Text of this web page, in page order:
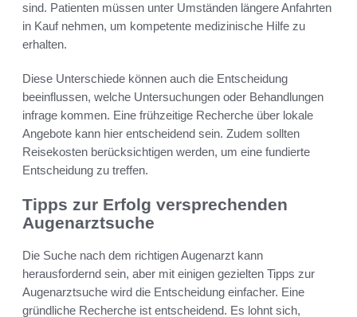
sind. Patienten müssen unter Umständen längere Anfahrten
in Kauf nehmen, um kompetente medizinische Hilfe zu
erhalten.
Diese Unterschiede können auch die Entscheidung
beeinflussen, welche Untersuchungen oder Behandlungen
infrage kommen. Eine frühzeitige Recherche über lokale
Angebote kann hier entscheidend sein. Zudem sollten
Reisekosten berücksichtigen werden, um eine fundierte
Entscheidung zu treffen.
Tipps zur Erfolg versprechenden
Augenarztsuche
Die Suche nach dem richtigen Augenarzt kann
herausfordernd sein, aber mit einigen gezielten Tipps zur
Augenarztsuche wird die Entscheidung einfacher. Eine
gründliche Recherche ist entscheidend. Es lohnt sich,